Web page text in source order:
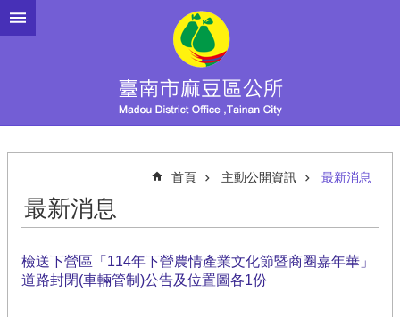
跳到主要內容區塊
首頁 主動公開資訊 最新消息
最新消息
檢送下營區「114年下營農情產業文化節暨商圈嘉年華」
道路封閉(車輛管制)公告及位置圖各1份